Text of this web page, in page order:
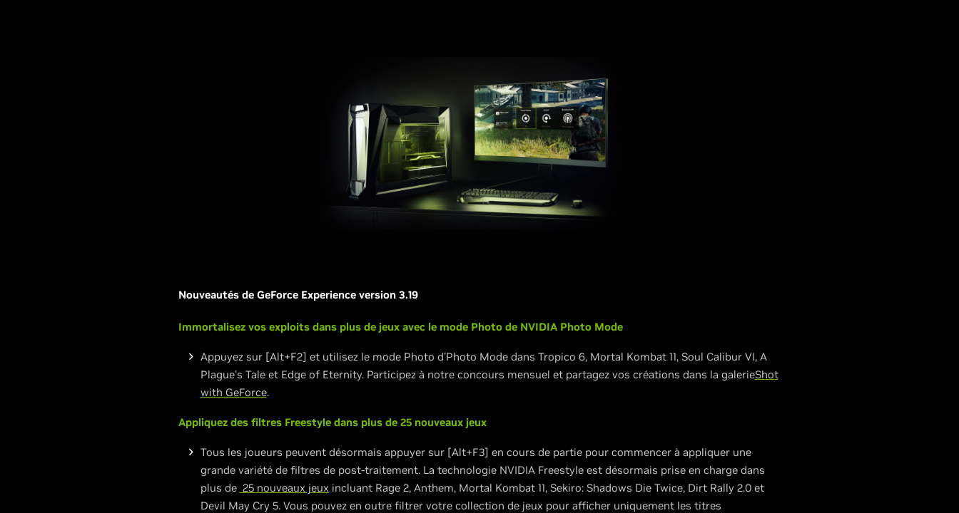
Nouveautés de GeForce Experience version 3.19
Immortalisez vos exploits dans plus de jeux avec le mode Photo de NVIDIA Photo Mode
Appuyez sur [Alt+F2] et utilisez le mode Photo d’Photo Mode dans Tropico 6, Mortal Kombat 11, Soul Calibur VI, A
Plague’s Tale et Edge of Eternity. Participez à notre concours mensuel et partagez vos créations dans la galerieShot
with GeForce.
Appliquez des filtres Freestyle dans plus de 25 nouveaux jeux
Tous les joueurs peuvent désormais appuyer sur [Alt+F3] en cours de partie pour commencer à appliquer une
grande variété de filtres de post-traitement. La technologie NVIDIA Freestyle est désormais prise en charge dans
plus de 25 nouveaux jeux incluant Rage 2, Anthem, Mortal Kombat 11, Sekiro: Shadows Die Twice, Dirt Rally 2.0 et
Devil May Cry 5. Vous pouvez en outre filtrer votre collection de jeux pour afficher uniquement les titres